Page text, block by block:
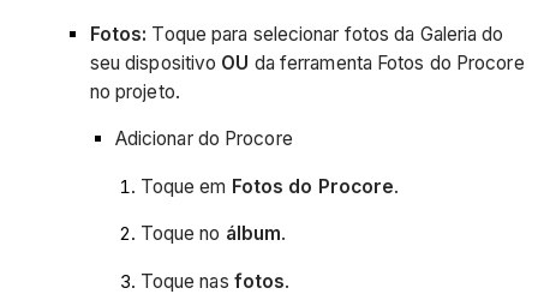
Fotos: Toque para selecionar fotos da Galeria do
seu dispositivo OU da ferramenta Fotos do Procore
no projeto.
Adicionar do Procore
Toque em Fotos do Procore.
Toque no álbum.
Toque nas fotos.